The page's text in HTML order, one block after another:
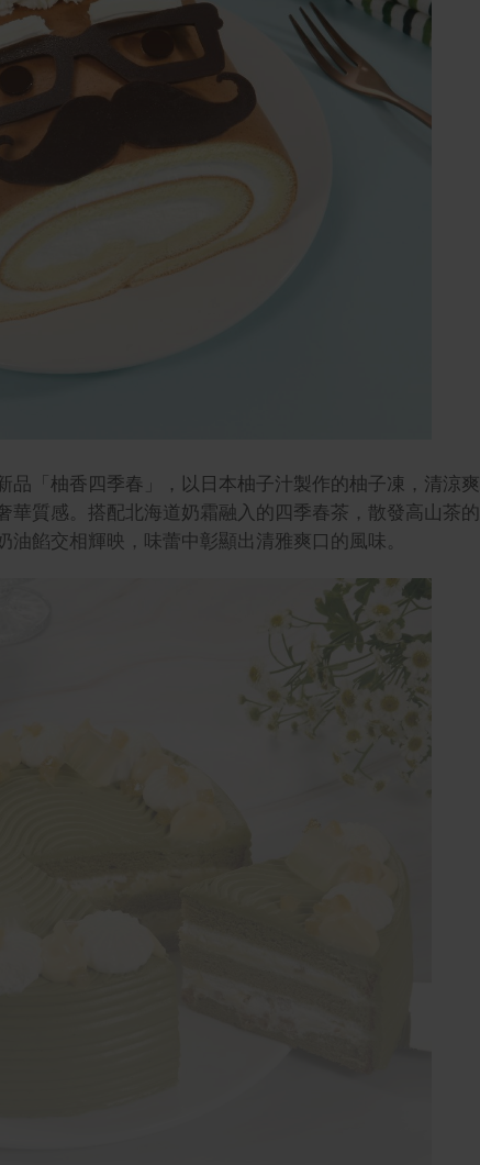
品「柚香四季春」，以日本柚子汁製作的柚子凍，清涼爽
華質感。搭配北海道奶霜融入的四季春茶，散發高山茶的
餡交相輝映，味蕾中彰顯出清雅爽口的風味。